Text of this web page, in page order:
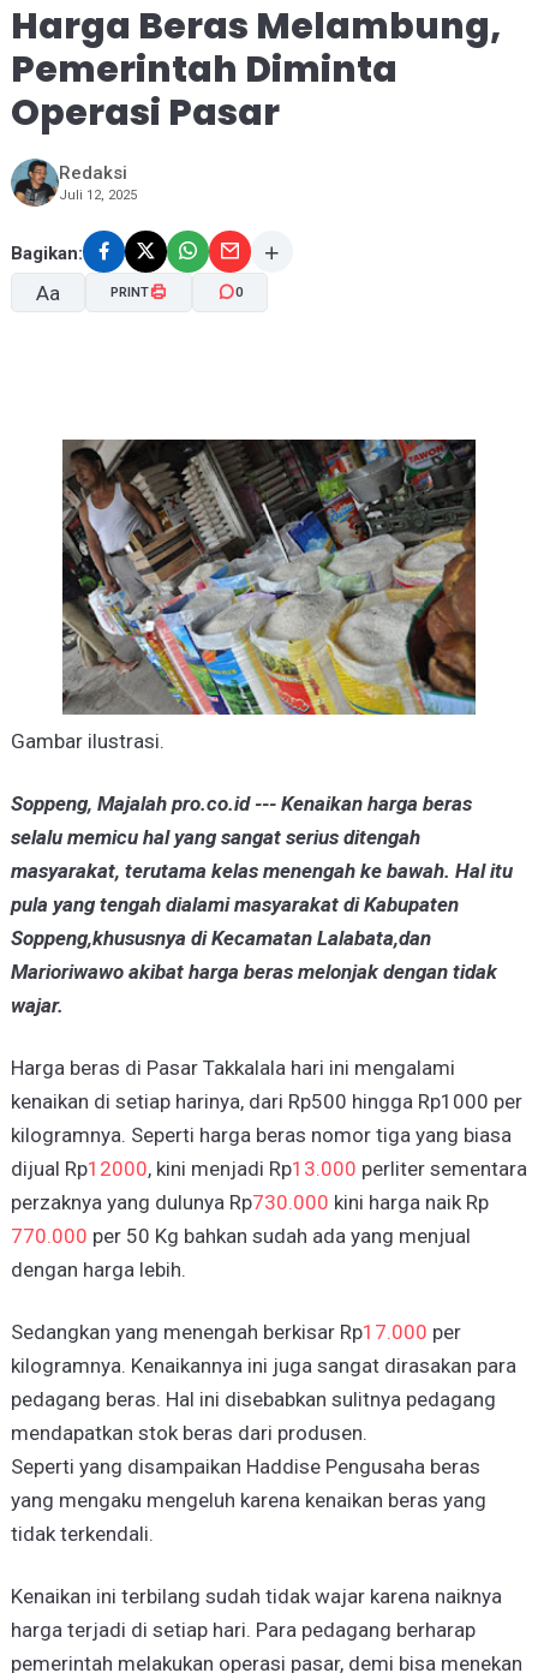
Harga Beras Melambung,
Pemerintah Diminta
Operasi Pasar
Redaksi
Juli 12, 2025
Bagikan:
Aa PRINT 0
Gambar ilustrasi.
Soppeng, Majalah pro.co.id --- Kenaikan harga beras
selalu memicu hal yang sangat serius ditengah
masyarakat, terutama kelas menengah ke bawah. Hal itu
pula yang tengah dialami masyarakat di Kabupaten
Soppeng,khususnya di Kecamatan Lalabata,dan
Marioriwawo akibat harga beras melonjak dengan tidak
wajar.
Harga beras di Pasar Takkalala hari ini mengalami
kenaikan di setiap harinya, dari Rp500 hingga Rp1000 per
kilogramnya. Seperti harga beras nomor tiga yang biasa
dijual Rp12000, kini menjadi Rp13.000 perliter sementara
perzaknya yang dulunya Rp730.000 kini harga naik Rp
770.000 per 50 Kg bahkan sudah ada yang menjual
dengan harga lebih.
Sedangkan yang menengah berkisar Rp17.000 per
kilogramnya. Kenaikannya ini juga sangat dirasakan para
pedagang beras. Hal ini disebabkan sulitnya pedagang
mendapatkan stok beras dari produsen.
Seperti yang disampaikan Haddise Pengusaha beras
yang mengaku mengeluh karena kenaikan beras yang
tidak terkendali.
Kenaikan ini terbilang sudah tidak wajar karena naiknya
harga terjadi di setiap hari. Para pedagang berharap
pemerintah melakukan operasi pasar, demi bisa menekan